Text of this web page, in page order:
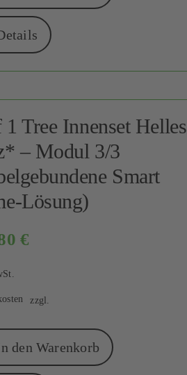
1 Tree Innenset Helles
– Modul 3/3
Smart
Lösung)
€
zzgl.
den Warenkorb